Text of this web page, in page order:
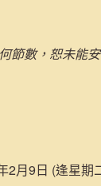
節數，恕未能安
2月9日 (逢星